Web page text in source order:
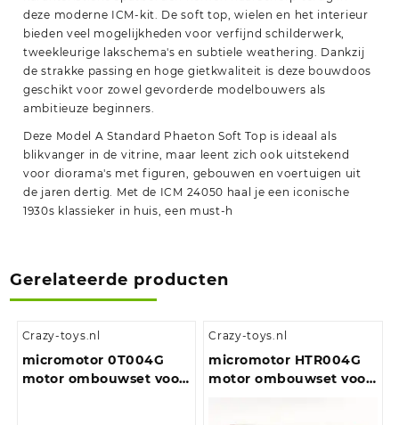
deze moderne ICM-kit. De soft top, wielen en het interieur
bieden veel mogelijkheden voor verfijnd schilderwerk,
tweekleurige lakschema's en subtiele weathering. Dankzij
de strakke passing en hoge gietkwaliteit is deze bouwdoos
geschikt voor zowel gevorderde modelbouwers als
ambitieuze beginners.
Deze Model A Standard Phaeton Soft Top is ideaal als
blikvanger in de vitrine, maar leent zich ook uitstekend
voor diorama's met figuren, gebouwen en voertuigen uit
de jaren dertig. Met de ICM 24050 haal je een iconische
1930s klassieker in huis, een must-h
Gerelateerde producten
Crazy-toys.nl
micromotor 0T004G
motor ombouwset voor
Crazy-toys.nl
micromotor HTR004G
motor ombouwset voor